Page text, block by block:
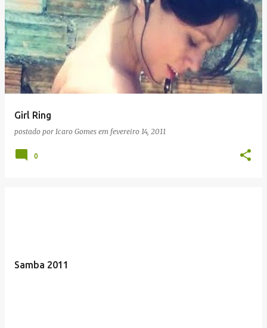
Girl Ring
postado por Icaro Gomes em fevereiro 14, 2011
0
Samba 2011